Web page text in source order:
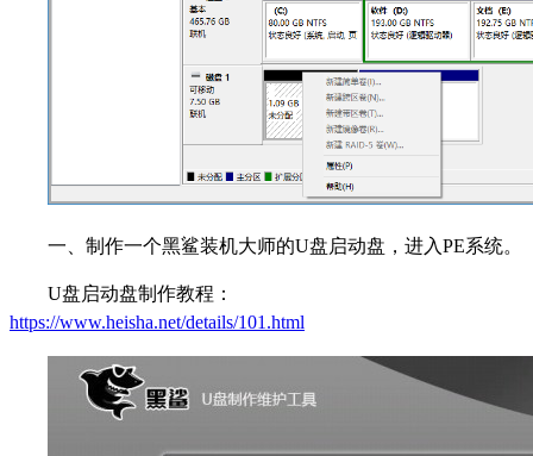
一、制作一个黑鲨装机大师的U盘启动盘，进入PE系统。
U盘启动盘制作教程：
https://www.heisha.net/details/101.html